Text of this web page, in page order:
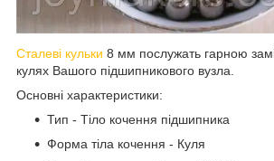
Сталеві кульки 8 мм послужать гарною
кулях Вашого підшипникового вузла.
Основні характеристики:
Тип - Тіло кочення підшипника
Форма тіла кочення - Куля